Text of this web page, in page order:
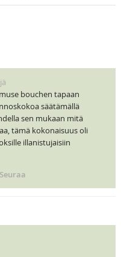
bouchen tapaan
säätämällä
sen mukaan mitä
tämä kokonaisuus oli
illanistujaisiin
Seuraa